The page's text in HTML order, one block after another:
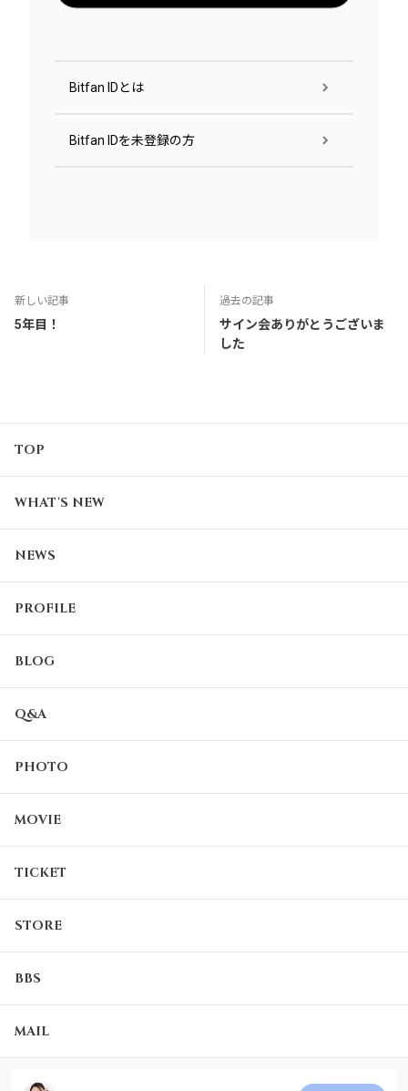
Bitfan IDとは
Bitfan IDを未登録の方
新しい記事
5年目！
過去の記事
サイン会ありがとうございま
した
TOP
WHAT'S NEW
NEWS
PROFILE
BLOG
Q&A
PHOTO
MOVIE
TICKET
STORE
BBS
MAIL